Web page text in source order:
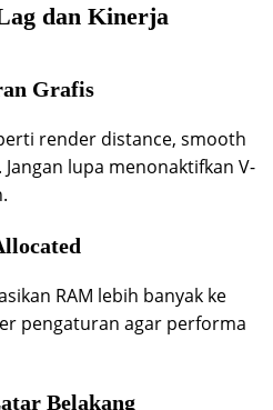
dan Kinerja
Grafis
render distance, smooth
lupa menonaktifkan V-
RAM lebih banyak ke
pengaturan agar performa
Belakang